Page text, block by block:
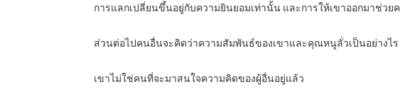
การแลกเปลี่ยนขึ้นอยู่กับความยินยอมเท่านั้น และการให้เขาออกมาช่ว
ส่วนต่อไปคนอื่นจะคิดว่าความสัมพันธ์ของเขาและคุณหนูลั่วเป็นอย่างไ
เขาไม่ใช่คนที่จะมาสนใจความคิดของผู้อื่นอยู่แล้ว